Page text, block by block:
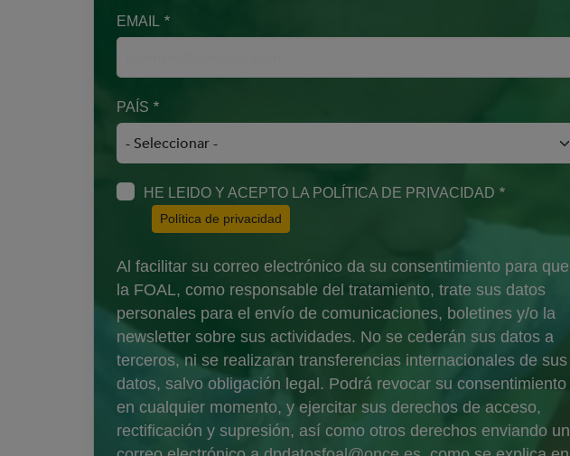
EMAIL
PAÍS
HE LEIDO Y ACEPTO LA POLÍTICA DE PRIVACIDAD
Política de privacidad(Abre en nueva ventana)
Al facilitar su correo electrónico da su consentimiento para que
la FOAL, como responsable del tratamiento, trate sus datos
personales para el envío de comunicaciones, boletines y/o la
newsletter sobre sus actividades. No se cederán sus datos a
terceros, ni se realizaran transferencias internacionales de sus
datos, salvo obligación legal. Podrá revocar su consentimiento
en cualquier momento, y ejercitar sus derechos de acceso,
rectificación y supresión, así como otros derechos enviando un